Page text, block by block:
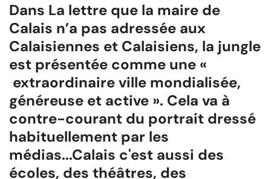
Dans La lettre que la maire de
Calais n’a pas adressée aux
Calaisiennes et Calaisiens, la jungle
est présentée comme une «
extraordinaire ville mondialisée,
généreuse et active ». Cela va à
contre-courant du portrait dressé
habituellement par les
médias...Calais c'est aussi des
écoles, des théâtres, des